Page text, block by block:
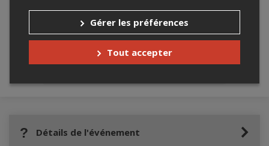
Merci de confirmer que vous n'êtes pas un
robot ci-bas.
Détails de l'événement
Gérer les préférences
Tout accepter